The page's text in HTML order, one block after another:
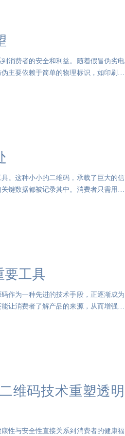
消费者的安全和利益。随着假冒伪劣电
主要依赖于简单的物理标识，如印刷标
。这种小小的二维码，承载了巨大的信
键数据都被记录其中。消费者只需用手
要工具
作为一种先进的技术手段，正逐渐成为
让消费者了解产品的来源，从而增强消
维码技术重塑透明
性与安全性直接关系到消费者的健康福